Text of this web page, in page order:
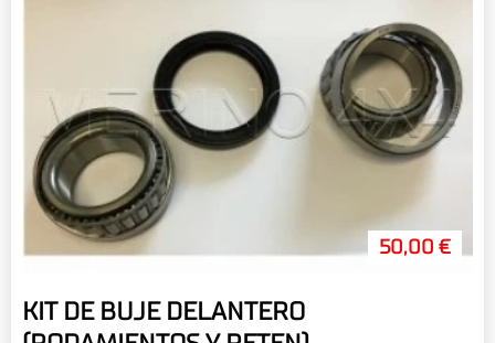
50,00 €
KIT DE BUJE DELANTERO